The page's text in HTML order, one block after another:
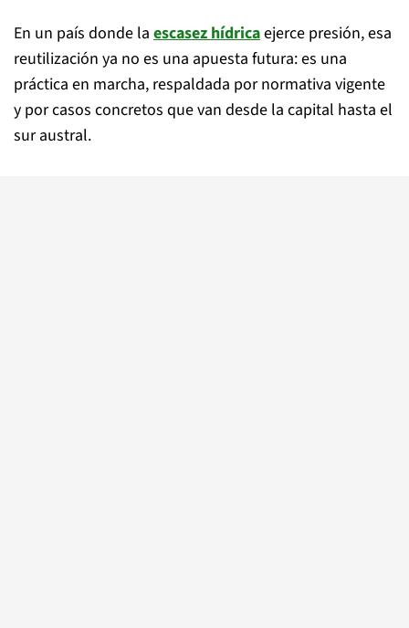
En un país donde la escasez hídricaejerce presión, esa
reutilización ya no es una apuesta futura: es una
práctica en marcha, respaldada por normativa vigente
y por casos concretos que van desde la capital hasta el
sur austral.